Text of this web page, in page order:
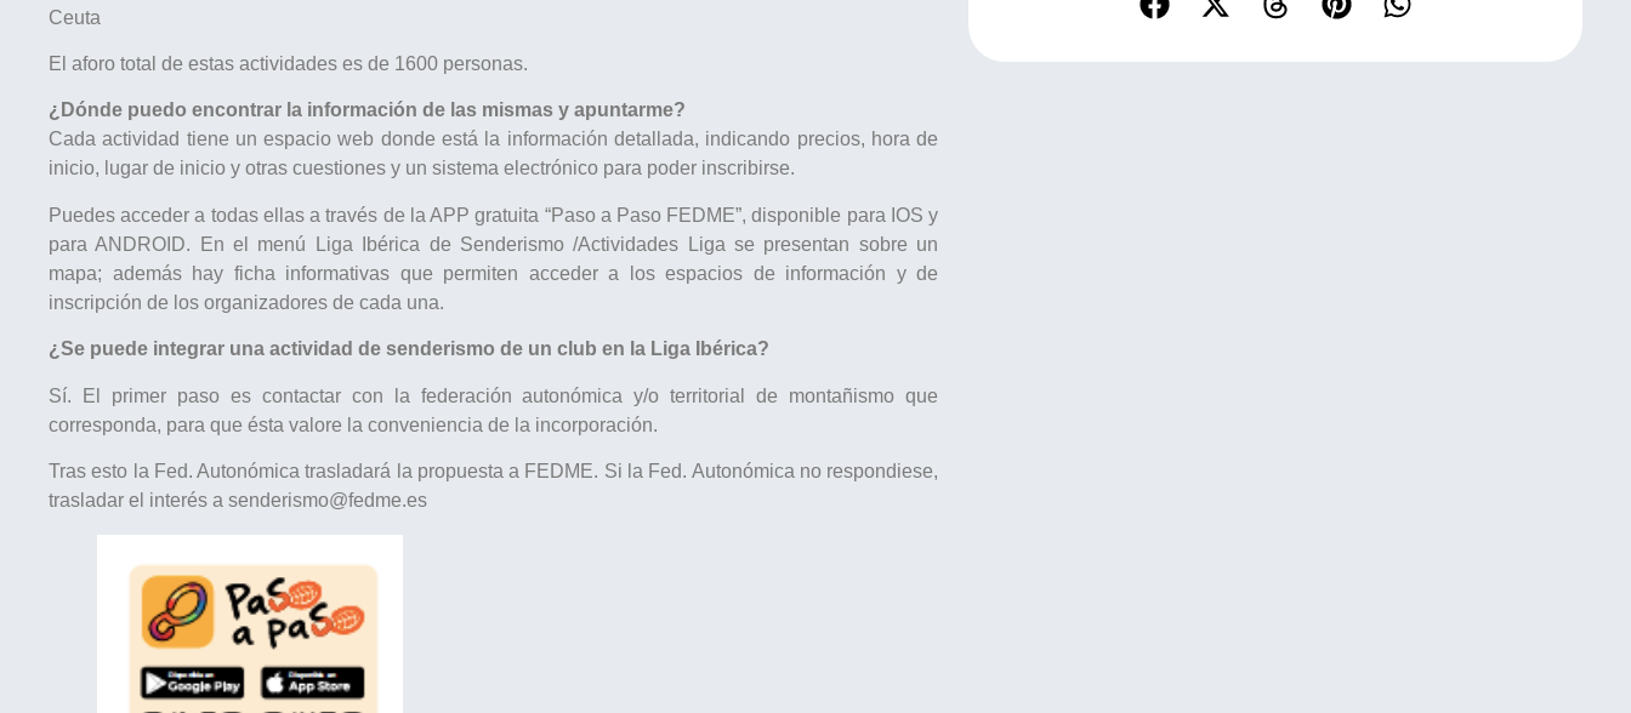
Ceuta
El aforo total de estas actividades es de 1600 personas.
¿Dónde puedo encontrar la información de las mismas y apuntarme?
Cada actividad tiene un espacio web donde está la información detallada, indicando precios, hora de
inicio, lugar de inicio y otras cuestiones y un sistema electrónico para poder inscribirse.
Puedes acceder a todas ellas a través de la APP gratuita “Paso a Paso FEDME”, disponible para IOS y
para ANDROID. En el menú Liga Ibérica de Senderismo /Actividades Liga se presentan sobre un
mapa; además hay ficha informativas que permiten acceder a los espacios de información y de
inscripción de los organizadores de cada una.
¿Se puede integrar una actividad de senderismo de un club en la Liga Ibérica?
Sí. El primer paso es contactar con la federación autonómica y/o territorial de montañismo que
corresponda, para que ésta valore la conveniencia de la incorporación.
Tras esto la Fed. Autonómica trasladará la propuesta a FEDME. Si la Fed. Autonómica no respondiese,
trasladar el interés a senderismo@fedme.es